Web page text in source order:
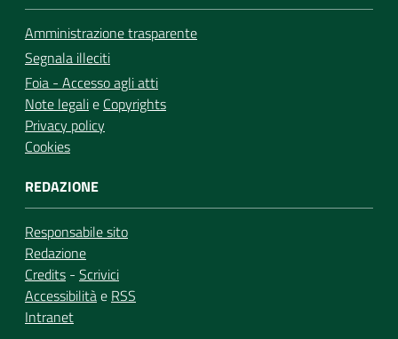
Amministrazione trasparente
Segnala illeciti
Foia - Accesso agli atti
Note legalie Copyrights
Privacy policy
Cookies
REDAZIONE
Responsabile sito
Redazione
Credits - Scrivici
Accessibilitàe RSS
Intranet